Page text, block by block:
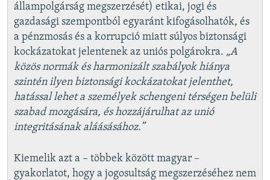
állampolgárság megszerzését) etikai, jogi és
gazdasági szempontból egyaránt kifogásolhatók, és
a pénzmosás és a korrupció miatt súlyos biztonsági
kockázatokat jelentenek az uniós polgárokra. „A
közös normák és harmonizált szabályok hiánya
szintén ilyen biztonsági kockázatokat jelenthet,
hatással lehet a személyek schengeni térségen belüli
szabad mozgására, és hozzájárulhat az unió
integritásának aláásásához.”
Kiemelik azt a – többek között magyar –
gyakorlatot, hogy a jogosultság megszerzéséhez nem